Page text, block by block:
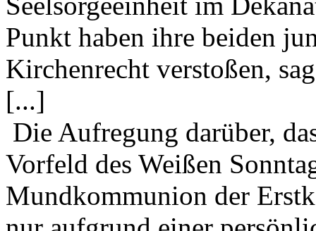
Punkt haben ihre beiden
Kirchenrecht verstoßen,
[...]
Die Aufregung darüber,
Vorfeld des Weißen
Mundkommunion der